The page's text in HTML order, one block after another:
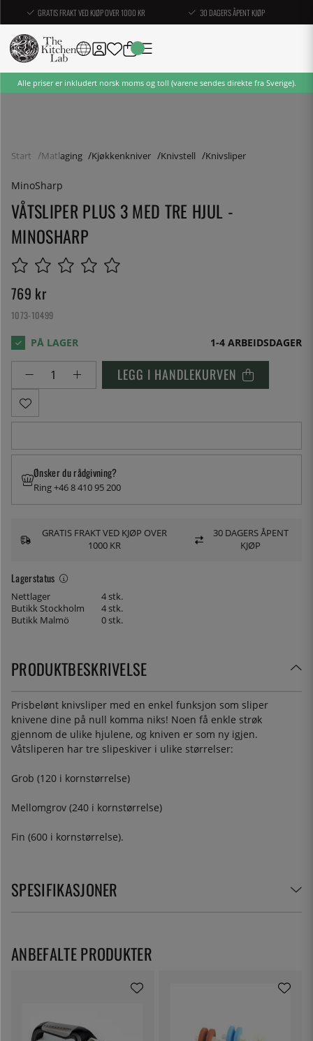
GRATIS FRAKT VED KJØP OVER 1000 KR 30 DAGERS ÅPENT KJØP
Alle priser er inkludert norsk moms og toll (varene sendes direkte fra Sverige).
Start Matlaging Kjøkkenkniver Knivstell Knivsliper
MinoSharp
VÅTSLIPER PLUS 3 MED TRE HJUL -
MINOSHARP
769 kr
1073-10499
1-4 ARBEIDSDAGER
LEGG I HANDLEKURVEN
Lagerstatus
Nettlager
4 stk.
Butikk Stockholm
4 stk.
Butikk Malmö
0 stk.
Ønsker du rådgivning?
Ring +46 8 410 95 200
GRATIS FRAKT VED KJØP OVER
1000 KR
30 DAGERS ÅPENT
KJØP
PRODUKTBESKRIVELSE
Prisbelønt knivsliper med en enkel funksjon som sliper
knivene dine på null komma niks! Noen få enkle strøk
gjennom de ulike hjulene, og kniven er som ny igjen.
Våtsliperen har tre slipeskiver i ulike størrelser:
Grob (120 i kornstørrelse)
Mellomgrov (240 i kornstørrelse)
Fin (600 i kornstørrelse).
SPESIFIKASJONER
ANBEFALTE PRODUKTER